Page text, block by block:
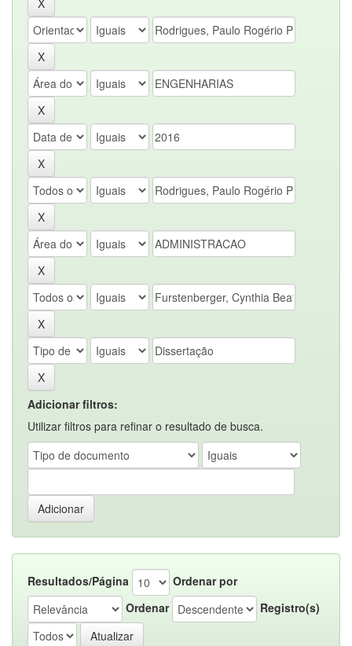
Adicionar filtros:
Utilizar filtros para refinar o resultado de busca.
Resultados/Página
Ordenar por
Ordenar
Registro(s)